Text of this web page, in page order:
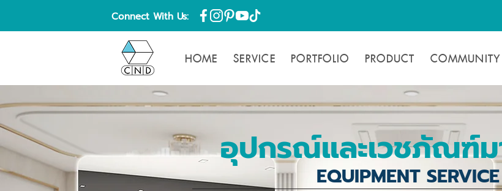
Connect With Us:
HOME SERVICE PORTFOLIO PRODUCT COMMUNITY
อุปกรณ์และเวชภัณฑ์ม
EQUIPMENT SERVICE